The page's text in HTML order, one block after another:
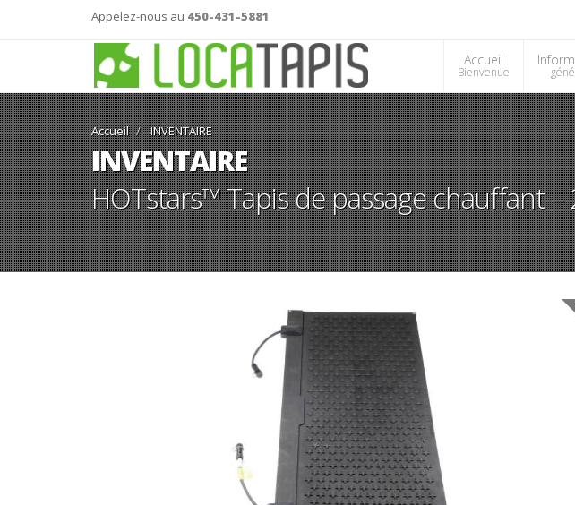
Appelez-nous au 450-431-5881
Accueil
Bienvenue
Accueil INVENTAIRE
INVENTAIRE
HOTstars™ Tapis de passage chauffant –